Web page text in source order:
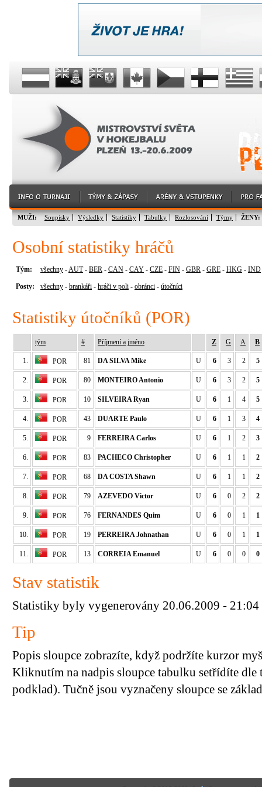
MUŽI: Soupisky Výsledky Statistiky Tabulky Rozlosování Týmy ŽENY:
Osobní statistiky hráčů
Tým: všechny -AUT- BER - CAN - CAY - CZE - FIN - GBR - GRE - HKG - IND
Posty: všechny - brankáři - hráči v poli - obránci - útočníci
Statistiky útočníků (POR)
tým # Příjmení a jméno Z G A B
1. POR 81 DA SILVA Mike U 6 3 2 5
2. POR 80 MONTEIRO Antonio U 6 3 2 5
3. POR 10 SILVEIRA Ryan U 6 1 4 5
4. POR 43 DUARTE Paulo U 6 1 3 4
5. POR 9 FERREIRA Carlos U 6 1 2 3
6. POR 83 PACHECO Christopher U 6 1 1 2
7. POR 68 DA COSTA Shawn U 6 1 1 2
8. POR 79 AZEVEDO Victor U 6 0 2 2
9. POR 76 FERNANDES Quim U 6 0 1 1
10. POR 19 PERREIRA Johnathan U 6 0 1 1
11. POR 13 CORREIA Emanuel U 6 0 0 0
Stav statistik
Statistiky byly vygenerovány 20.06.2009 - 21:04
Tip
Popis sloupce zobrazíte, když podržíte kurzor
Kliknutím na nadpis sloupce tabulku setřídíte dle
podklad). Tučně jsou vyznačeny sloupce se